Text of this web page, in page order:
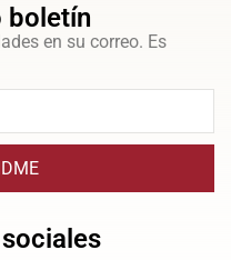
boletín
en su correo. Es